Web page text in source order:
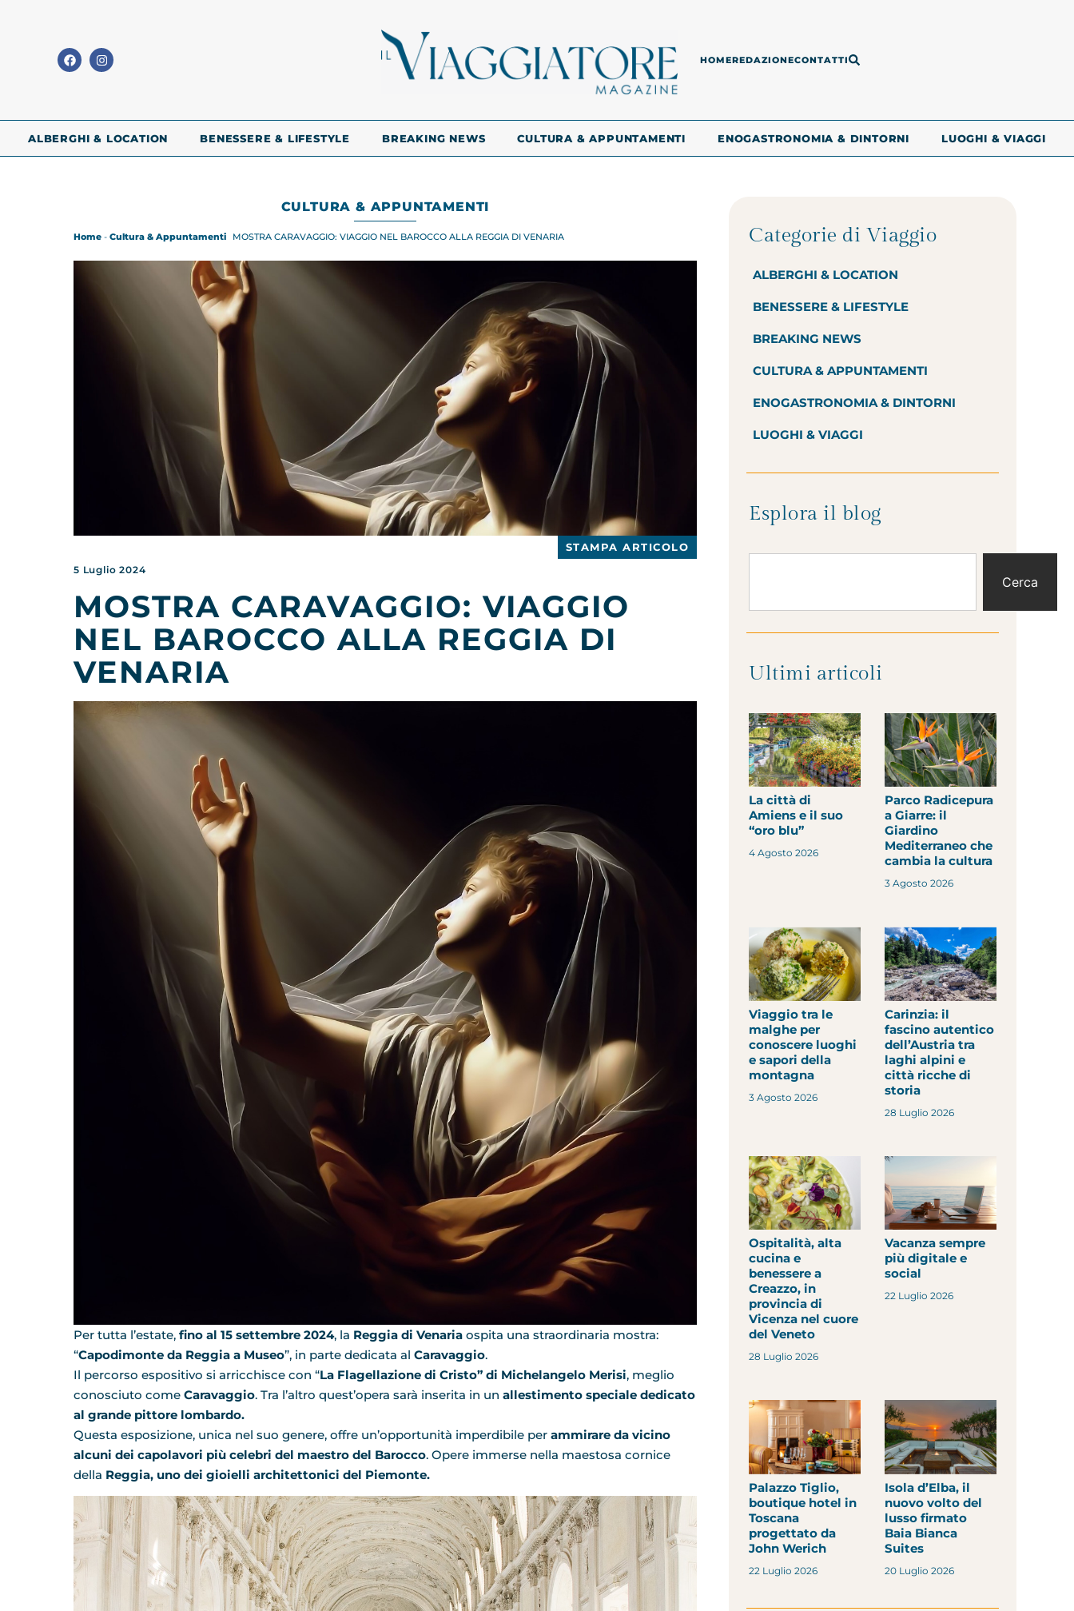
HOMEREDAZIONECONTATTI
ALBERGHI & LOCATION BENESSERE & LIFESTYLE BREAKING NEWS CULTURA & APPUNTAMENTI ENOGASTRONOMIA & DINTORNI LUOGHI & VIAGGI
CULTURA & APPUNTAMENTI
Home - Cultura & Appuntamenti MOSTRA CARAVAGGIO: VIAGGIO NEL BAROCCO ALLA REGGIA DI VENARIA
STAMPA ARTICOLO
5 Luglio 2024
MOSTRA CARAVAGGIO: VIAGGIO
NEL BAROCCO ALLA REGGIA DI
VENARIA
Per tutta l’estate, fino al 15 settembre 2024, la Reggia di Venaria ospita una straordinaria mostra:
“Capodimonte da Reggia a Museo”, in parte dedicata al Caravaggio.
Il percorso espositivo si arricchisce con “La Flagellazione di Cristo” di Michelangelo Merisi, meglio
conosciuto come Caravaggio. Tra l’altro quest’opera sarà inserita in un allestimento speciale dedicato
al grande pittore lombardo.
Questa esposizione, unica nel suo genere, offre un’opportunità imperdibile per ammirare da vicino
alcuni dei capolavori più celebri del maestro del Barocco. Opere immerse nella maestosa cornice
della Reggia, uno dei gioielli architettonici del Piemonte.
Categorie di Viaggio
ALBERGHI & LOCATION
BENESSERE & LIFESTYLE
BREAKING NEWS
CULTURA & APPUNTAMENTI
ENOGASTRONOMIA & DINTORNI
LUOGHI & VIAGGI
Esplora il blog
Cerca
Ultimi articoli
La città di
Amiens e il suo
“oro blu”
4 Agosto 2026
Parco Radicepura
a Giarre: il
Giardino
Mediterraneo che
cambia la cultura
3 Agosto 2026
Viaggio tra le
malghe per
conoscere luoghi
e sapori della
montagna
3 Agosto 2026
Carinzia: il
fascino autentico
dell’Austria tra
laghi alpini e
città ricche di
storia
28 Luglio 2026
Ospitalità, alta
cucina e
benessere a
Creazzo, in
provincia di
Vicenza nel cuore
del Veneto
28 Luglio 2026
Vacanza sempre
più digitale e
social
22 Luglio 2026
Palazzo Tiglio,
boutique hotel in
Toscana
progettato da
John Werich
22 Luglio 2026
Isola d’Elba, il
nuovo volto del
lusso firmato
Baia Bianca
Suites
20 Luglio 2026